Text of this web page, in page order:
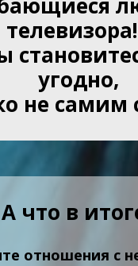
угодно,
не самим
А что в
отношения с